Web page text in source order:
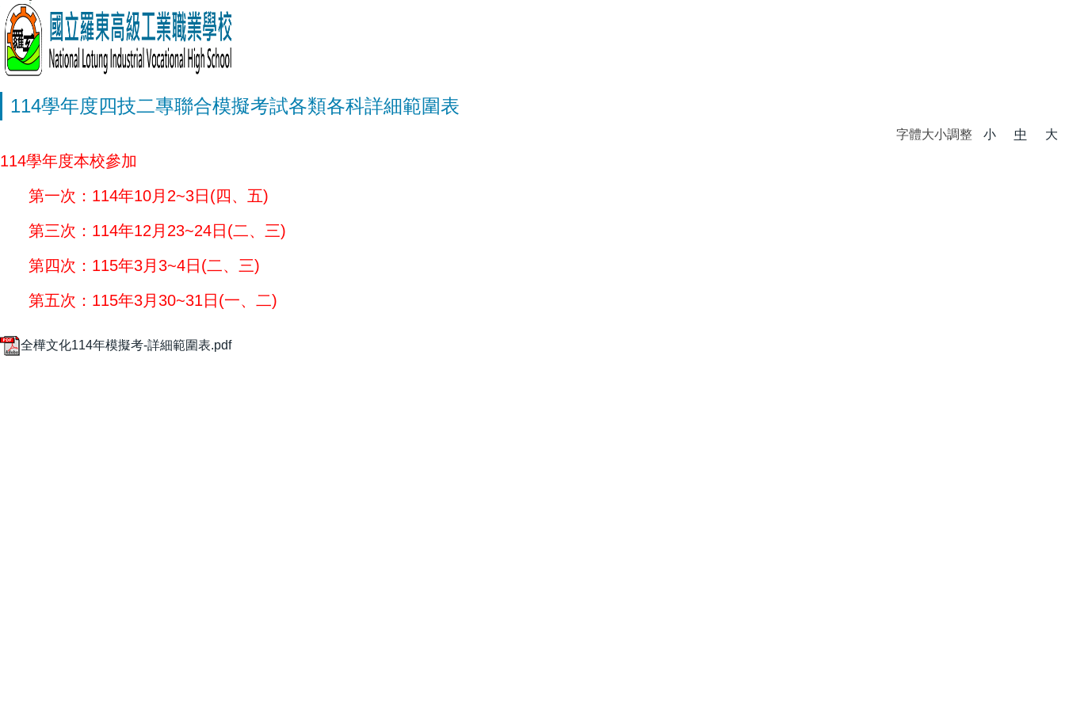
114學年度四技二專聯合模擬考試各類各科詳細範圍表
字體大小調整 小 中 大
114學年度本校參加
第一次：114年10月2~3日(四、五)
第三次：114年12月23~24日(二、三)
第四次：115年3月3~4日(二、三)
第五次：115年3月30~31日(一、二)
全樺文化114年模擬考-詳細範圍表.pdf